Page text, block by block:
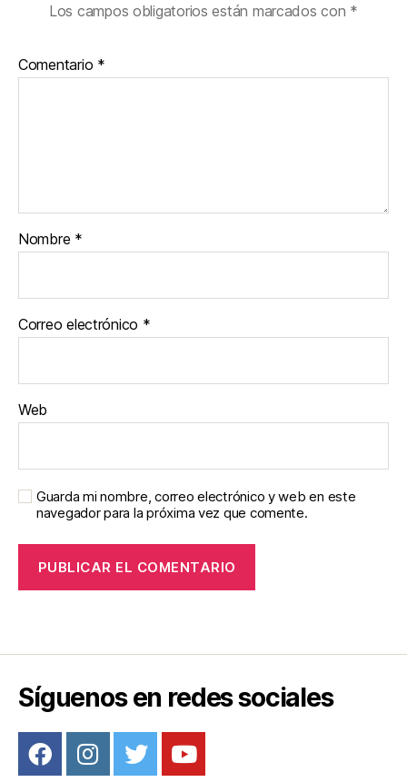
Los campos obligatorios están marcados con *
Comentario *
Nombre *
Correo electrónico *
Web
Guarda mi nombre, correo electrónico y web en este
navegador para la próxima vez que comente.
Síguenos en redes sociales